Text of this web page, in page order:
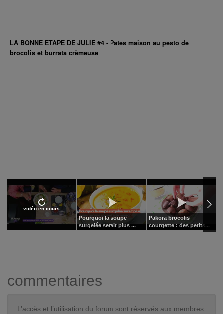
LA BONNE ETAPE DE JULIE #4 - Pates maison au pesto de
brocolis et burrata crèmeuse
vidéo en cours
Pourquoi la soupe
surgelée serait plus ...
Pakora brocolis
courgette : des petits...
commentaires
L’accès et l’utilisation du forum sont réservés aux membres